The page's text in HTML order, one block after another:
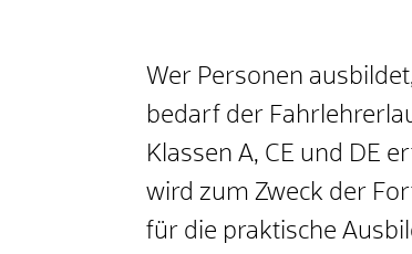
Wer Personen
bedarf der
Klassen A, CE und DE
wird zum Zweck der
für die praktische